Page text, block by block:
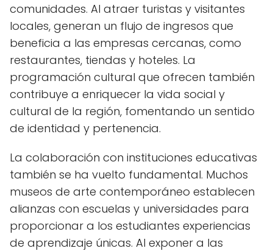
comunidades. Al atraer turistas y visitantes
locales, generan un flujo de ingresos que
beneficia a las empresas cercanas, como
restaurantes, tiendas y hoteles. La
programación cultural que ofrecen también
contribuye a enriquecer la vida social y
cultural de la región, fomentando un sentido
de identidad y pertenencia.
La colaboración con instituciones educativas
también se ha vuelto fundamental. Muchos
museos de arte contemporáneo establecen
alianzas con escuelas y universidades para
proporcionar a los estudiantes experiencias
de aprendizaje únicas. Al exponer a las